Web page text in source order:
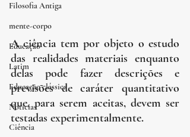
Filosofia Antiga
mente-corpo
Educação
Latim
Educação clássica
Notícias
Ciência
A ciência tem por objeto o estudo
das realidades materiais enquanto
delas pode fazer descrições e
previsões de caráter quantitativo
que, para serem aceitas, devem ser
testadas experimentalmente.